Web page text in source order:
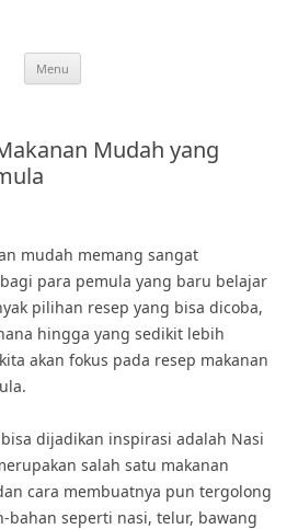
Menu
Mudah yang
mudah memang sangat
para pemula yang baru belajar
pilihan resep yang bisa dicoba,
hingga yang sedikit lebih
akan fokus pada resep makanan
dijadikan inspirasi adalah Nasi
salah satu makanan
cara membuatnya pun tergolong
bahan seperti nasi, telur, bawang